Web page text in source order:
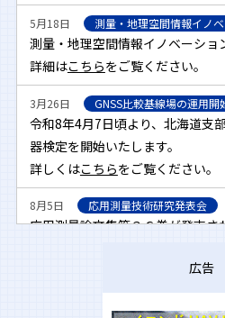
をお願いします。
詳細はこちらをご覧ください。
2024年9月10日
九州支部 移転のお知らせ
9月10日（火）からの新住所：
多駅東３丁目１３番２１号 エ
しました。
※電話番号等変更ありません
2024年09月2日
公益社団法人日本測量協会では
のドメイン名「geo.or.jp」を「
5月18日 測量・地理空間情報イノ
測量・地理空間情報イノベーショ
詳細はこちらをご覧ください。
3月26日 GNSS比較基線場の運用開
令和8年4月7日頃より、北海道支
器検定を開始いたします。
詳しくはこちらをご覧ください。
8月5日 応用測量技術研究発表会
応用測量論文集第３６巻が発売さ
広告